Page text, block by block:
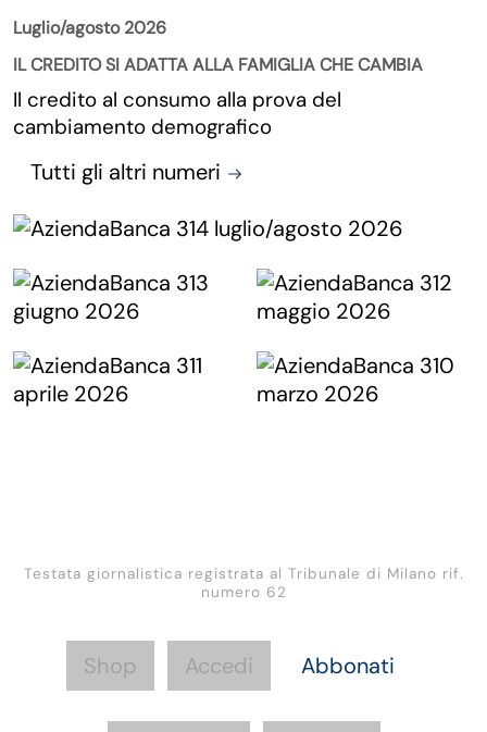
Luglio/agosto 2026
IL CREDITO SI ADATTA ALLA FAMIGLIA CHE CAMBIA
Il credito al consumo alla prova del
cambiamento demografico
Tutti gli altri numeri
Testata giornalistica registrata al Tribunale di Milano rif.
numero 62
Shop Accedi Abbonati